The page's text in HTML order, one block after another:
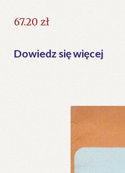
67.20 zł
Dowiedz się więcej